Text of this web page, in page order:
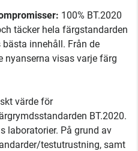
100% BT.2020
täcker hela färgstandarden
innehåll. Från de
nyanserna visas varje färg
värde för
BT.2020.
laboratorier. På grund av
testutrustning, samt